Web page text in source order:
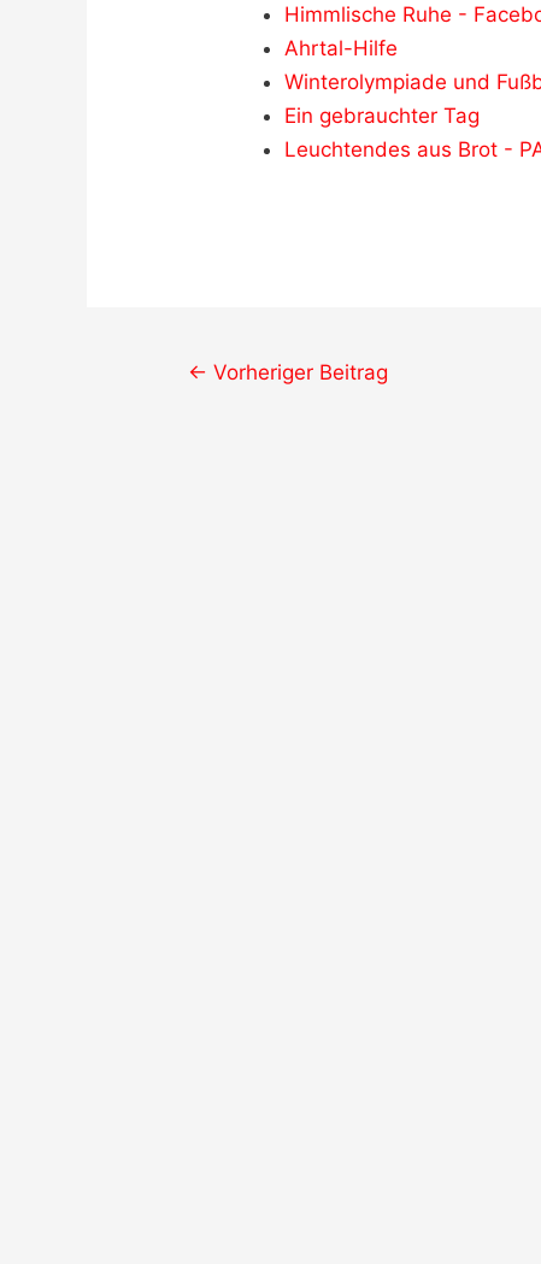
Himmlische Ruhe -
Ahrtal-Hilfe
Winterolympiade und
Ein gebrauchter Tag
Leuchtendes aus Brot -
Post← Vorheriger Beitrag